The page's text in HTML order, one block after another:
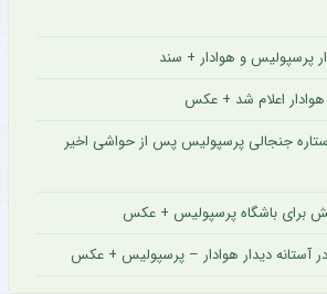
پرسپولیس و هوادار + سند
اعلام شد + عکس
جنجالی پرسپولیس پس از حواشی اخیر
برای باشگاه پرسپولیس + عکس
آستانه دیدار هوادار – پرسپولیس + عکس